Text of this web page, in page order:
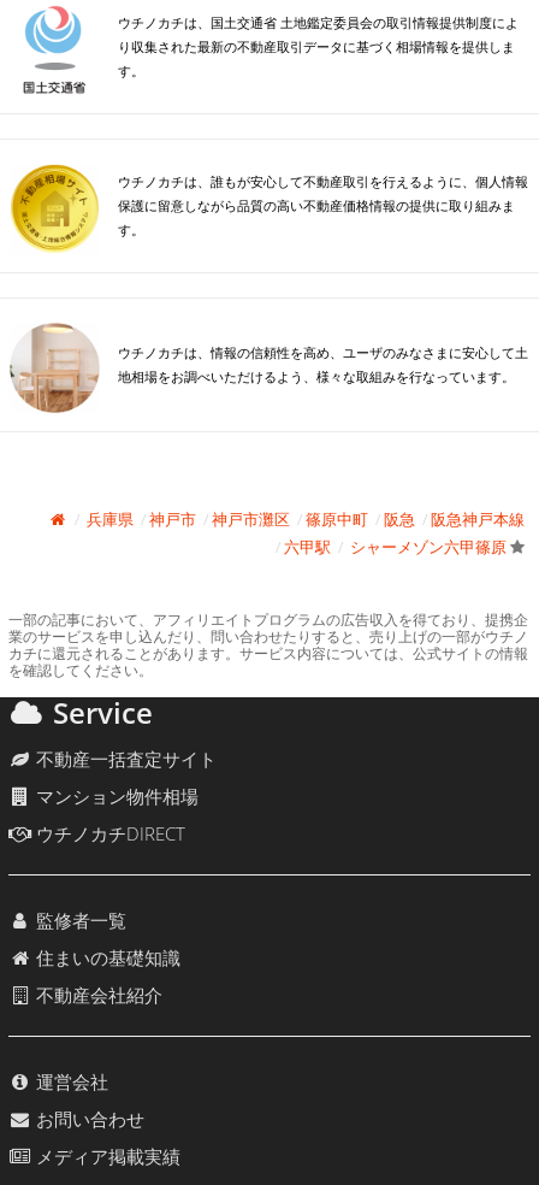
ウチノカチは、国土交通省 土地鑑定委員会の取引情報提供制度によ
り収集された最新の不動産取引データに基づく相場情報を提供しま
す。
ウチノカチは、誰もが安心して不動産取引を行えるように、個人情報
保護に留意しながら品質の高い不動産価格情報の提供に取り組みま
す。
ウチノカチは、情報の信頼性を高め、ユーザのみなさまに安心して土
地相場をお調べいただけるよう、様々な取組みを行なっています。
兵庫県 神戸市 神戸市灘区 篠原中町 阪急
阪急神戸本線
六甲駅
シャーメゾン六甲篠原
一部の記事において、アフィリエイトプログラムの広告収入を得ており、提携企
業のサービスを申し込んだり、問い合わせたりすると、売り上げの一部がウチノ
カチに還元されることがあります。サービス内容については、公式サイトの情報
を確認してください。
Service
不動産一括査定サイト
マンション物件相場
ウチノカチDIRECT
監修者一覧
住まいの基礎知識
不動産会社紹介
運営会社
お問い合わせ
メディア掲載実績